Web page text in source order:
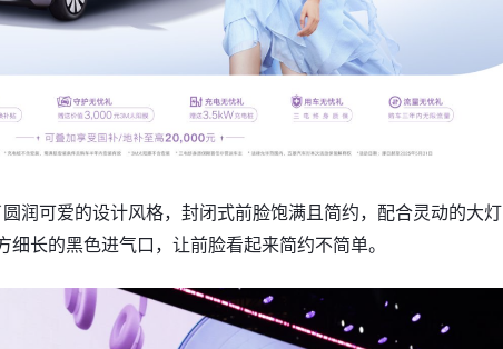
润可爱的设计风格，封闭式前脸饱满且简约，配合灵动的大灯
长的黑色进气口，让前脸看起来简约不简单。